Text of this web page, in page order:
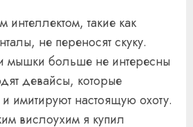
такие как
не переносят скуку.
мышки больше не интересны
девайсы, которые
имитируют настоящую охоту.
вислоухим я купил